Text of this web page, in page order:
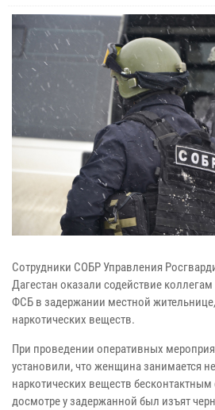
Сотрудники СОБР Управления
Дагестан оказали содействие
ФСБ в задержании местной
наркотических веществ.
При проведении оперативных
установили, что женщина занимается
наркотических веществ
досмотре у задержанной был изъят